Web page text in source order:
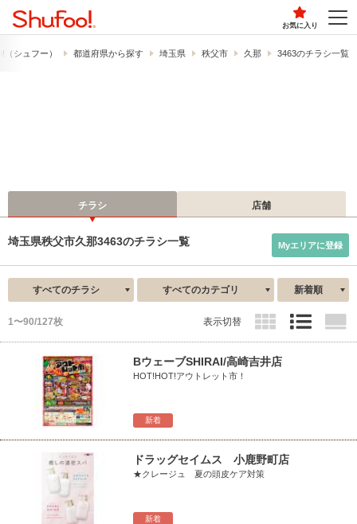
お気に入り
シュフー） 都道府県から探す 埼玉県 秩父市 久那 3463のチラシ一覧
チラシ 店舗
埼玉県秩父市久那3463のチラシ一覧 Myエリアに登録
すべてのチラシ すべてのカテゴリ 新着順
1〜90/127枚 表示切替
新着
BウェーブSHIRAI/高崎吉井店
HOT!HOT!アウトレット市！
新着
ドラッグセイムス 小鹿野町店
★クレージュ 夏の頭皮ケア対策